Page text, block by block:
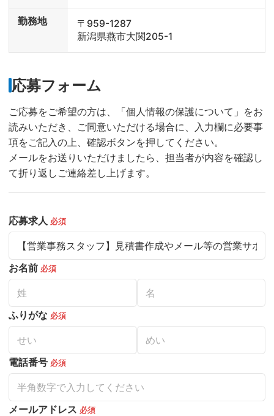
勤務地
〒959-1287
新潟県燕市大関205-1
応募フォーム
ご応募をご希望の方は、「個人情報の保護について」をお
読みいただき、ご同意いただける場合に、入力欄に必要事
項をご記入の上、確認ボタンを押してください。
メールをお送りいただけましたら、担当者が内容を確認し
て折り返しご連絡差し上げます。
応募求人 必須
お名前 必須
ふりがな 必須
電話番号 必須
メールアドレス 必須